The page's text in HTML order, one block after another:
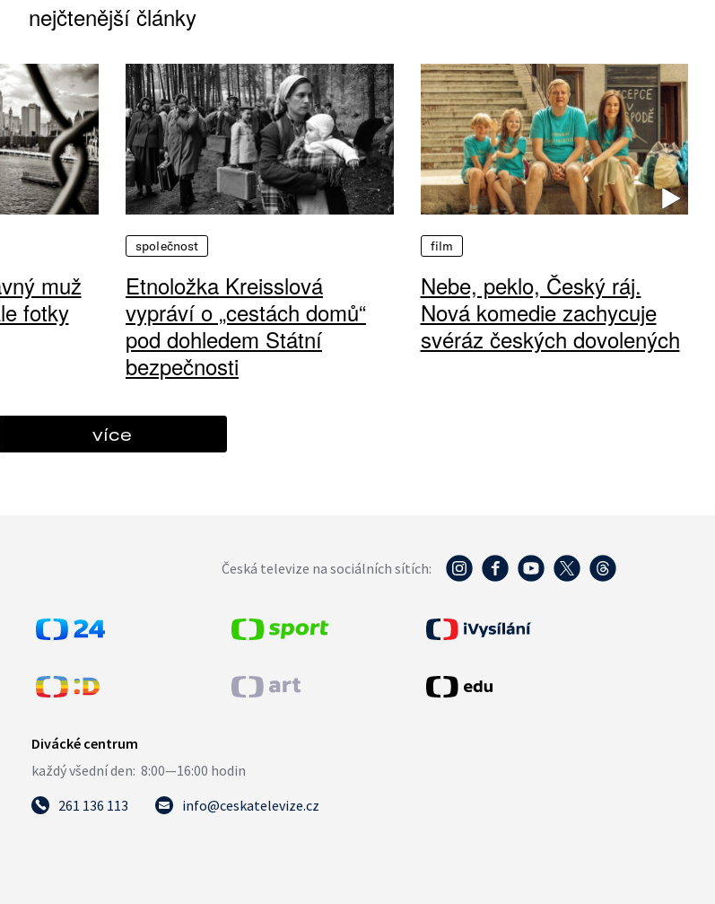
nejčtenější články
muž
fotky
společnost
Etnoložka Kreisslová
vypráví o „cestách domů“
pod dohledem Státní
bezpečnosti
film
Nebe, peklo, Český ráj.
Nová komedie zachycuje
svéráz českých dovolených
více
Česká televize na sociálních sítích:
261 136 113 info@ceskatelevize.cz